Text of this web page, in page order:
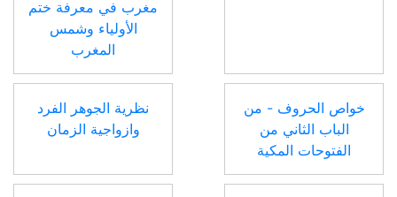
مغرب في معرفة ختم
الأولياء وشمس
المغرب
خواص الحروف - من
الباب الثاني من
الفتوحات المكية
نظرية الجوهر الفرد
وازواجية الزمان